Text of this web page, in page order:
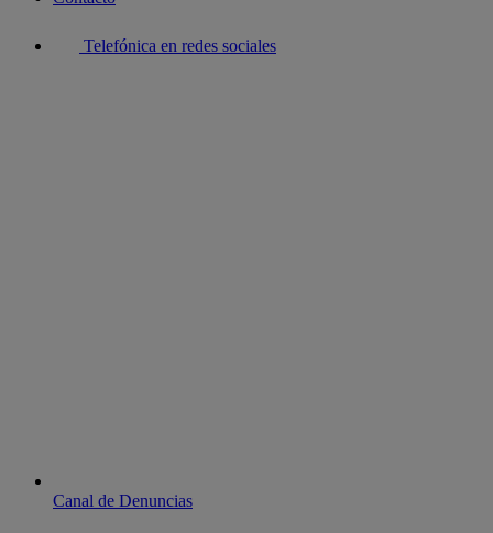
Telefónica en redes sociales
Canal de Denuncias